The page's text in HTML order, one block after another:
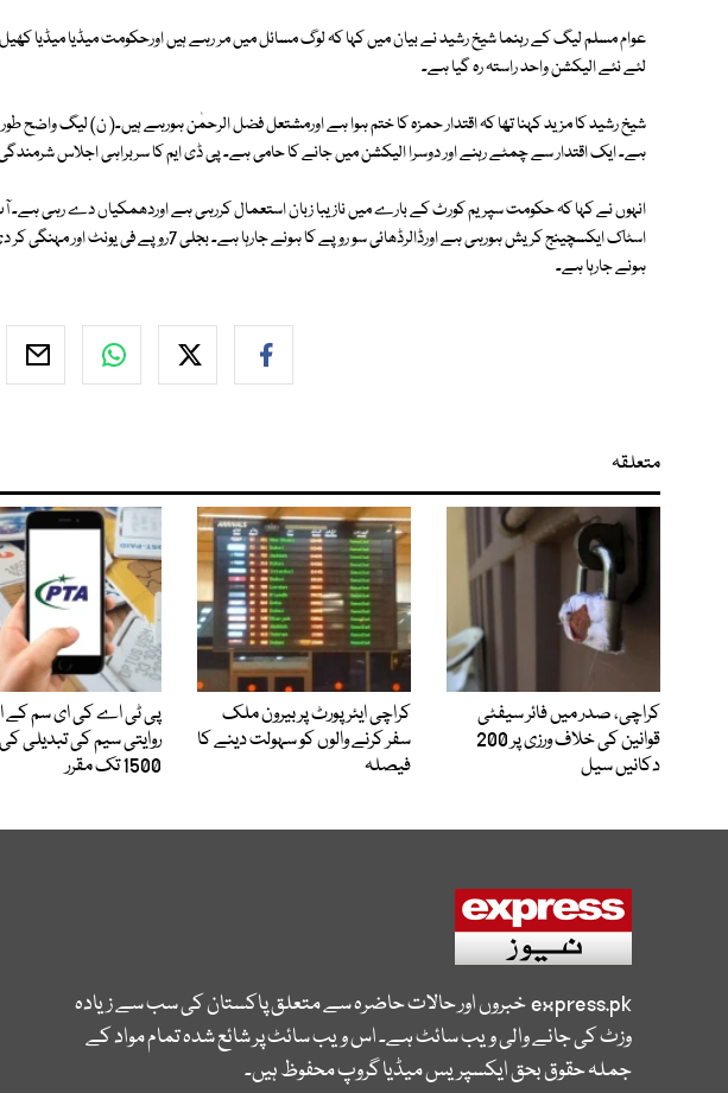
عوام مسلم لیگ کے رہنما شیخ رشید نے بیان میں کہا کہ لوگ مسائل میں مر رہے ہیں اورحکومت میڈیا میڈیا
لئے نئے الیکشن واحد راستہ رہ گیا ہے۔
شیخ رشید کا مزید کہنا تھا کہ اقتدار حمزہ کا ختم ہوا ہے اورمشتعل فضل الرحمٰن ہورہے ہیں۔( ن) لیگ واضح
ہے۔ ایک اقتدار سے چمٹے رہنے اور دوسرا الیکشن میں جانے کا حامی ہے۔ پی ڈی ایم کا سربراہی اجلاس شرمندگی
انہوں نے کہا کہ حکومت سپریم کورٹ کے بارے میں نازیبا زبان استعمال کررہی ہے اوردھمکیاں دے رہی
اسٹاک ایکسچینج کریش ہورہی ہے اورڈالرڈھائی سو روپے کا ہونے
ہونے جارہا ہے۔
متعلقہ
کراچی، صدر میں فائر سیفٹی
قوانین کی خلاف ورزی پر 200
دکانیں سیل
کراچی ایئرپورٹ پر بیرون ملک
سفر کرنے والوں کو سہولت دینے کا
فیصلہ
پی ٹی اے کی ای سم کے
روایتی سیم کی تبدیلی
1500 تک مقرر
express.pkخبروں اور حالات حاضرہ سے متعلق پاکستان کی سب سے زیادہ
وزٹ کی جانے والی ویب سائٹ ہے۔ اس ویب سائٹ پر شائع شدہ تمام مواد کے
جملہ حقوق بحق ایکسپریس میڈیا گروپ محفوظ ہیں۔